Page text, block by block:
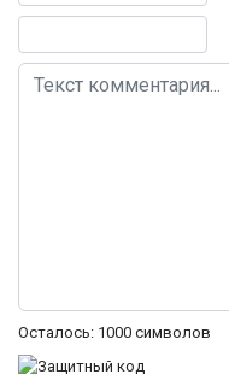
Осталось: 1000 символов